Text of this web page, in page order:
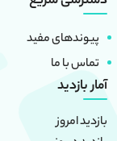
پیوندهای مفید
تماس با ما
آمار بازدید
بازدید امروز